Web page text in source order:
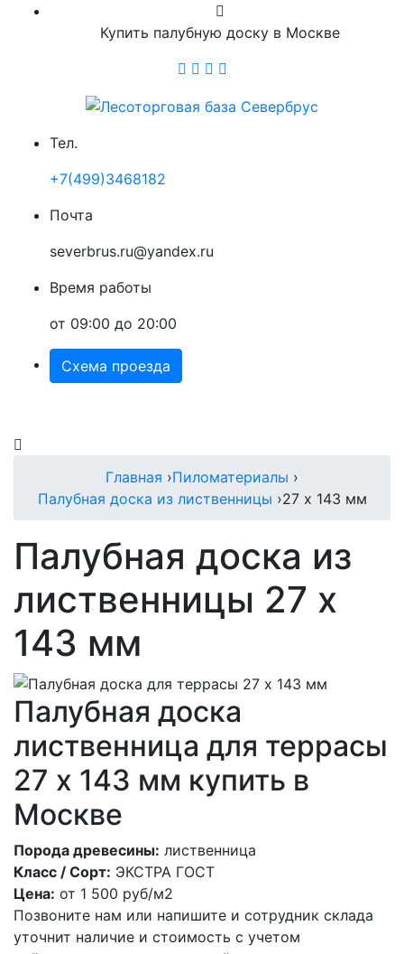
Купить палубную доску в Москве
Тел.
+7(499)3468182
Почта
severbrus.ru@yandex.ru
Время работы
от 09:00 до 20:00
Схема проезда
Главная ›Пиломатериалы ›
Палубная доска из лиственницы ›27 х 143 мм
Палубная доска из
лиственницы 27 х
143 мм
Палубная доска
лиственница для террасы
27 х 143 мм купить в
Москве
Порода древесины: лиственница
Класс / Сорт: ЭКСТРА ГОСТ
Цена: от 1 500 руб/м2
Позвоните нам или напишите и сотрудник склада
уточнит наличие и стоимость с учетом